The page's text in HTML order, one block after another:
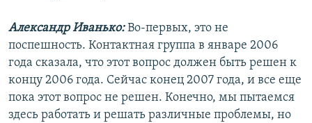
Александр Иванько:Во-первых, это не
поспешность. Контактная группа в январе 2006
года сказала, что этот вопрос должен быть решен к
концу 2006 года. Сейчас конец 2007 года, и все еще
пока этот вопрос не решен. Конечно, мы пытаемся
здесь работать и решать различные проблемы, но